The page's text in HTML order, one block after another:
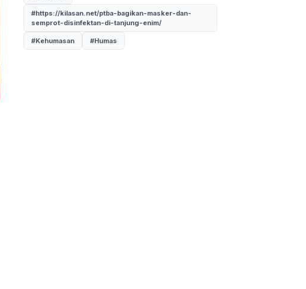
#https://kilasan.net/ptba-bagikan-masker-dan-
semprot-disinfektan-di-tanjung-enim/
#Kehumasan #Humas